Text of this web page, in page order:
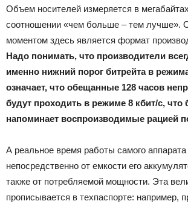
Объем носителей измеряется в
соотношении «чем больше – тем
моментом здесь является формат
Надо понимать, что производители
именно нижний порог битрейта в
означает, что обещанные 128 часов
будут проходить в режиме 8 кбит/с,
напоминает воспроизводимые рацией
А реальное время работы самого аппарата
непосредственно от емкости его
также от потребляемой мощности. Эта
прописывается в техпаспорте: например,